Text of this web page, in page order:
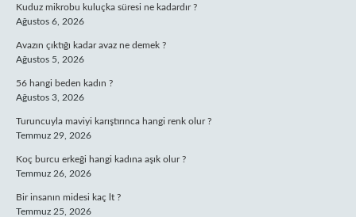
Kuduz mikrobu kuluçka süresi ne kadardır ?
Ağustos 6, 2026
Avazın çıktığı kadar avaz ne demek ?
Ağustos 5, 2026
56 hangi beden kadın ?
Ağustos 3, 2026
Turuncuyla maviyi karıştırınca hangi renk olur ?
Temmuz 29, 2026
Koç burcu erkeği hangi kadına aşık olur ?
Temmuz 26, 2026
Bir insanın midesi kaç lt ?
Temmuz 25, 2026